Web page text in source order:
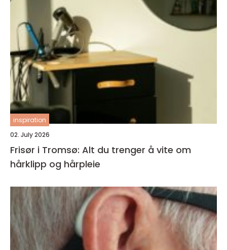
inspiration
02. July 2026
Frisør i Tromsø: Alt du trenger å vite om
hårklipp og hårpleie